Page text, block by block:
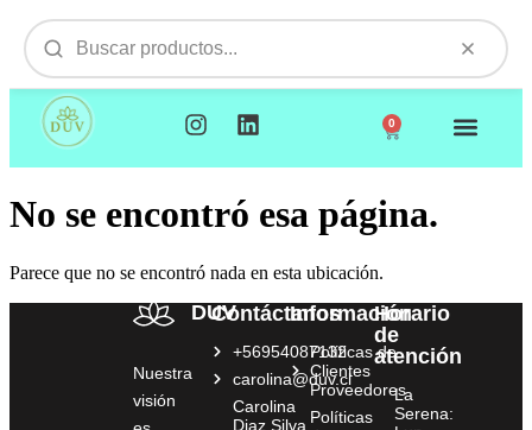
0
No se encontró esa página.
Parece que no se encontró nada en esta ubicación.
DUV
Nuestra
visión
Contáctanos
+56954087132
carolina@duv.cl
Carolina
Diaz Silva
Información
Políticas de
Clientes
Proveedores
Políticas
Horario
de
atención
La
Serena: